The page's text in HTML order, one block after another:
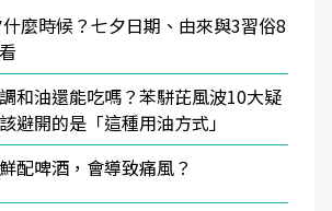
麼時候？七夕日期、由來與3習俗8
和油還能吃嗎？苯駢芘風波10大疑
避開的是「這種用油方式」
配啤酒，會導致痛風？